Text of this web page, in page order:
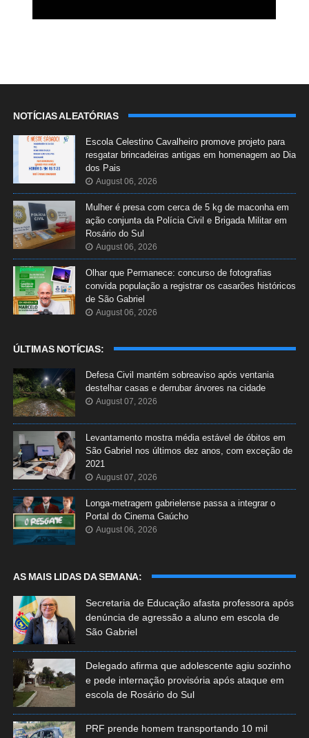
NOTÍCIAS ALEATÓRIAS
Escola Celestino Cavalheiro promove projeto para
resgatar brincadeiras antigas em homenagem ao Dia
dos Pais
August 06, 2026
Mulher é presa com cerca de 5 kg de maconha em
ação conjunta da Polícia Civil e Brigada Militar em
Rosário do Sul
August 06, 2026
Olhar que Permanece: concurso de fotografias
convida população a registrar os casarões históricos
de São Gabriel
August 06, 2026
ÚLTIMAS NOTÍCIAS:
Defesa Civil mantém sobreaviso após ventania
destelhar casas e derrubar árvores na cidade
August 07, 2026
Levantamento mostra média estável de óbitos em
São Gabriel nos últimos dez anos, com exceção de
2021
August 07, 2026
Longa-metragem gabrielense passa a integrar o
Portal do Cinema Gaúcho
August 06, 2026
AS MAIS LIDAS DA SEMANA:
Secretaria de Educação afasta professora após
denúncia de agressão a aluno em escola de
São Gabriel
Delegado afirma que adolescente agiu sozinho
e pede internação provisória após ataque em
escola de Rosário do Sul
PRF prende homem transportando 10 mil